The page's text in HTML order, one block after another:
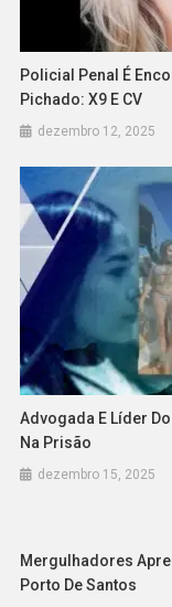
Policial Penal É
Pichado: X9 E CV
dezembro 12, 2025
Advogada E Líder
Na Prisão
dezembro 15, 2025
Mergulhadores
Porto De Santos